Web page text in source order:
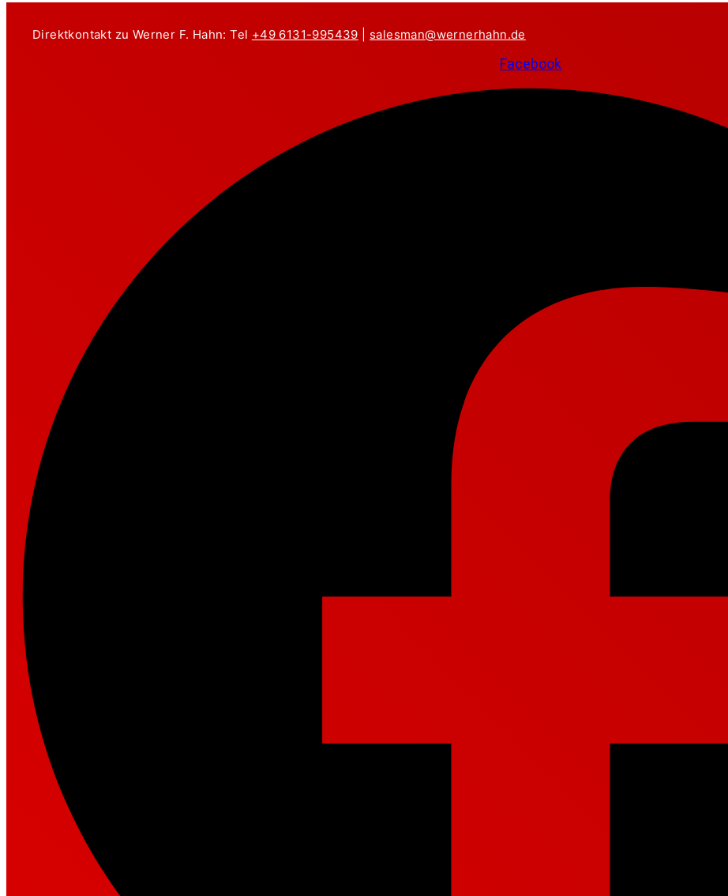
InhaltDirektkontakt zu Werner F. Hahn: Tel +49 6131-995439 salesman@wernerhahn.de
Facebook